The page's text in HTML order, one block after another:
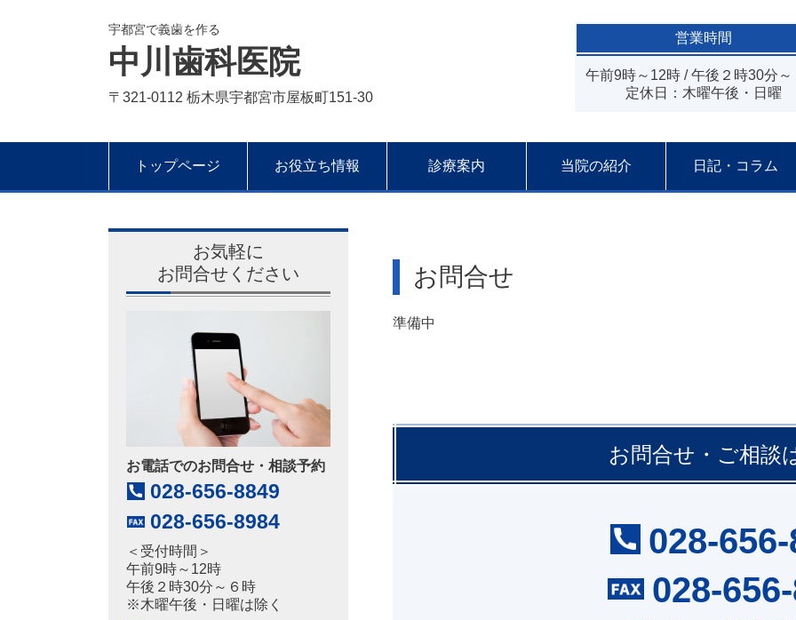
宇都宮で義歯を作る
中川歯科医院
〒321-0112 栃木県宇都宮市屋板町151-30
営業時間
午前9時～12時 / 午後２時30分～
定休日：木曜午後・日曜
トップページ お役立ち情報 診療案内 当院の紹介 日記・コラム
お問合せ
準備中
お問合せ・ご相談
028-
028-
お気軽に
お問合せください
お電話でのお問合せ・相談予約
028-656-8849
028-656-8984
＜受付時間＞
午前9時～12時
午後２時30分～６時
※木曜午後・日曜は除く